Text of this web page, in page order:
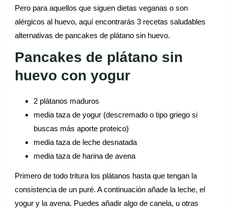
Pero para aquellos que siguen dietas veganas o son
alérgicos al huevo, aquí encontrarás 3 recetas saludables
alternativas de pancakes de plátano sin huevo.
Pancakes de plátano sin
huevo con yogur
2 plátanos maduros
media taza de yogur (descremado o tipo griego si
buscas más aporte proteico)
media taza de leche desnatada
media taza de harina de avena
Primero de todo tritura los plátanos hasta que tengan la
consistencia de un puré. A continuación añade la leche, el
yogur y la avena. Puedes añadir algo de canela, u otras